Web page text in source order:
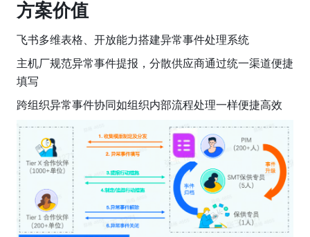
方案价值
飞书多维表格、开放能力搭建异常事件处理系统
主机厂规范异常事件提报，分散供应商通过统一渠道便捷
填写
跨组织异常事件协同如组织内部流程处理一样便捷高效